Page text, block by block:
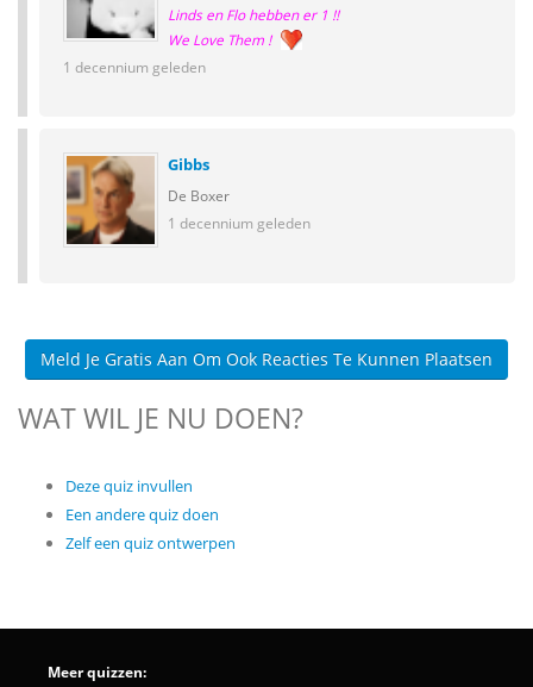
Linds en Flo hebben er 1 !!
We Love Them !
1 decennium geleden
Gibbs
De Boxer
1 decennium geleden
Meld Je Gratis Aan Om Ook Reacties Te Kunnen Plaatsen
WAT WIL JE NU DOEN?
Deze quiz invullen
Een andere quiz doen
Zelf een quiz ontwerpen
Meer quizzen: